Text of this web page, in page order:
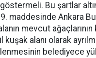
Bu şartlar
maddesinde Ankara
mevcut ağaçlarının
kuşak alanı olarak
belediyece